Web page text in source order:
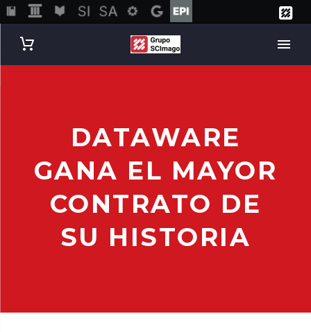
DATAWARE
GANA EL MAYOR
CONTRATO DE
SU HISTORIA